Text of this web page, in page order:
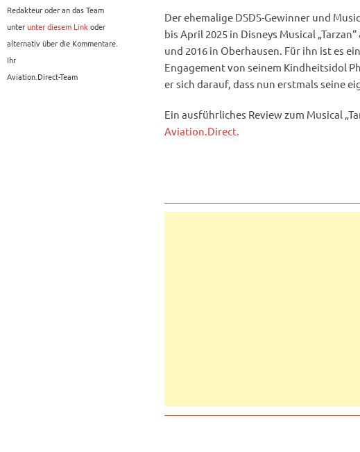
Redakteur oder an das Team
unterunter diesem Linkoder
alternativ über die Kommentare.
Ihr
Aviation.Direct-Team
Der ehemalige DSDS-Gewinner und
bis April 2025 in Disneys Musical
und 2016 in Oberhausen. Für ihn ist es
Engagement von seinem Kindheitsidol
er sich darauf, dass nun erstmals seine
Ein ausführliches Review zum Musical
Aviation.Direct.